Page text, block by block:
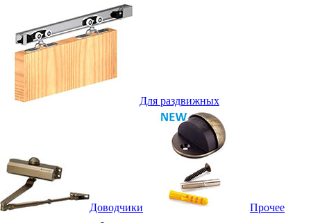
Для раздвижных
Доводчики Прочее